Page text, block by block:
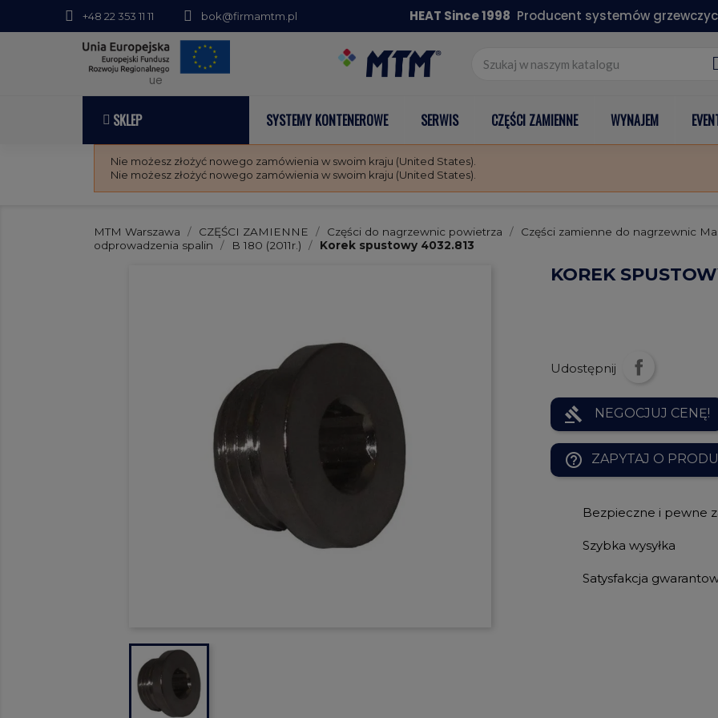
+48 22 353 11 11 bok@firmamtm.pl HEAT Since 1998 Producent systemów
ue
SKLEP SYSTEMY KONTENEROWE SERWIS CZĘŚCI ZAMIENNE WYNAJEM
Nie możesz złożyć nowego zamówienia w swoim kraju (United States).
Nie możesz złożyć nowego zamówienia w swoim kraju (United States).
MTM Warszawa CZĘŚCI ZAMIENNE Części do nagrzewnic powietrza Części zamienne do nagrzewnic
odprowadzenia spalin
B 180 (2011r.) Korek spustowy 4032.813
KOREK
Udostępnij
gavel NEGOCJUJ CENĘ!
help_outline ZAPYTAJ O
Bezpieczne i pewne
Szybka wysyłka
Satysfakcja